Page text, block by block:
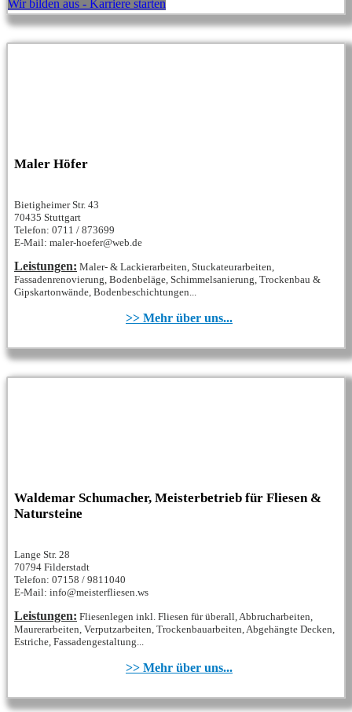
Wir bilden aus - Karriere starten
Maler Höfer
Bietigheimer Str. 43
70435 Stuttgart
Telefon: 0711 / 873699
E-Mail: maler-hoefer@web.de
Leistungen: Maler- & Lackierarbeiten, Stuckateurarbeiten,
Fassadenrenovierung, Bodenbeläge, Schimmelsanierung, Trockenbau &
Gipskartonwände, Bodenbeschichtungen...
>> Mehr über uns...
Waldemar Schumacher, Meisterbetrieb für Fliesen &
Natursteine
Lange Str. 28
70794 Filderstadt
Telefon: 07158 / 9811040
E-Mail: info@meisterfliesen.ws
Leistungen: Fliesenlegen inkl. Fliesen für überall, Abbrucharbeiten,
Maurerarbeiten, Verputzarbeiten, Trockenbauarbeiten, Abgehängte Decken,
Estriche, Fassadengestaltung...
>> Mehr über uns...